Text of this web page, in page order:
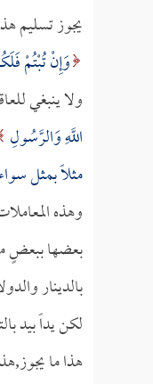
يجوز تسليم
وَإِنْ تُبْتُمْ
ولا ينبغي
اللَّهِ وَالرَّسُولِ
مثلاً بمثل
وهذه
بعضها ببعضٍ
بالدينار
لكن يداً بيد
هذا ما